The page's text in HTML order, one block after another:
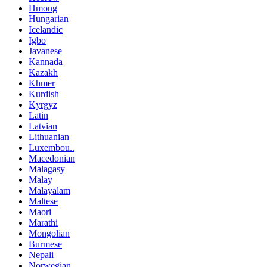
Hmong
Hungarian
Icelandic
Igbo
Javanese
Kannada
Kazakh
Khmer
Kurdish
Kyrgyz
Latin
Latvian
Lithuanian
Luxembou..
Macedonian
Malagasy
Malay
Malayalam
Maltese
Maori
Marathi
Mongolian
Burmese
Nepali